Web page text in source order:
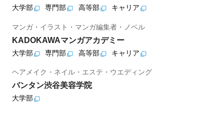
大学部 専門部 高等部 キャリア
マンガ・イラスト・マンガ編集者・ノベル
KADOKAWAマンガアカデミー
大学部 専門部 高等部 キャリア
ヘアメイク・ネイル・エステ・ウエディング
バンタン渋谷美容学院
大学部